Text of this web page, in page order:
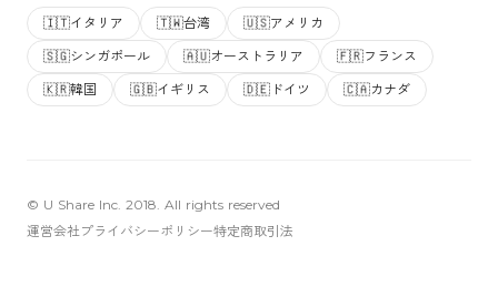
🇮🇹イタリア 🇹🇼台湾 🇺🇸アメリカ
🇸🇬シンガポール 🇦🇺オーストラリア 🇫🇷フランス
🇰🇷韓国 🇬🇧イギリス 🇩🇪 ドイツ 🇨🇦カナダ
© U Share Inc. 2018. All rights reserved
運営会社プライバシーポリシー特定商取引法